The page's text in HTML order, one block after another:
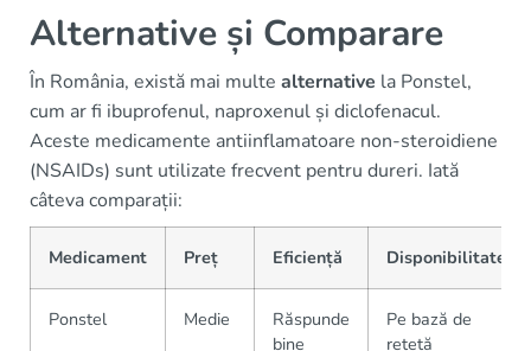
Alternative și Comparare
În România, există mai multe alternative la Ponstel,
cum ar fi ibuprofenul, naproxenul și diclofenacul.
Aceste medicamente antiinflamatoare non-steroidiene
(NSAIDs) sunt utilizate frecvent pentru dureri. Iată
câteva comparații:
Medicament Preț Eficiență Disponibilitate
Ponstel Medie
Răspunde
bine
Pe bază de
rețetă